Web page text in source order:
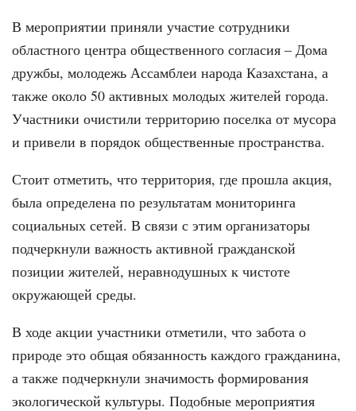
В мероприятии приняли участие сотрудники
областного центра общественного согласия – Дома
дружбы, молодежь Ассамблеи народа Казахстана, а
также около 50 активных молодых жителей города.
Участники очистили территорию поселка от мусора
и привели в порядок общественные пространства.
Стоит отметить, что территория, где прошла акция,
была определена по результатам мониторинга
социальных сетей. В связи с этим организаторы
подчеркнули важность активной гражданской
позиции жителей, неравнодушных к чистоте
окружающей среды.
В ходе акции участники отметили, что забота о
природе это общая обязанность каждого гражданина,
а также подчеркнули значимость формирования
экологической культуры. Подобные мероприятия